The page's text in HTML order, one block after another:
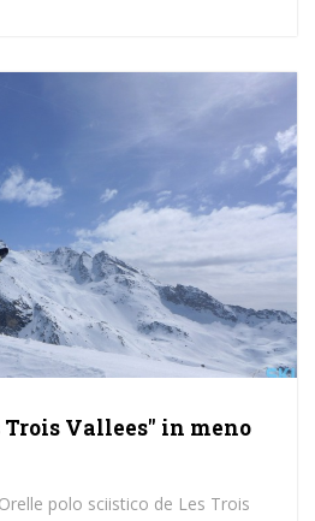
Trois Vallees" in meno
polo sciistico de Les Trois